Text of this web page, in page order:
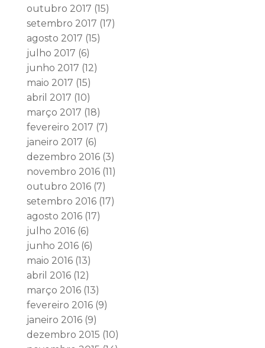
outubro 2017 (15)
setembro 2017 (17)
agosto 2017 (15)
julho 2017 (6)
junho 2017 (12)
maio 2017 (15)
abril 2017 (10)
março 2017 (18)
fevereiro 2017 (7)
janeiro 2017 (6)
dezembro 2016(3)
novembro 2016(11)
outubro 2016(7)
setembro 2016(17)
agosto 2016(17)
julho 2016(6)
junho 2016(6)
maio 2016(13)
abril 2016(12)
março 2016(13)
fevereiro 2016(9)
janeiro 2016(9)
dezembro 2015 (10)